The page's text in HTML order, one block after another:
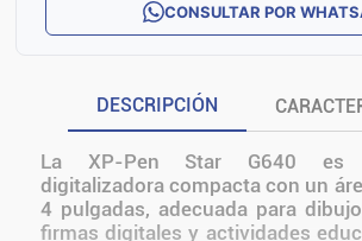
CONSULTAR POR
DESCRIPCIÓN
La XP-Pen Star G640 es
digitalizadora compacta con un
4 pulgadas, adecuada para
firmas digitales y actividades